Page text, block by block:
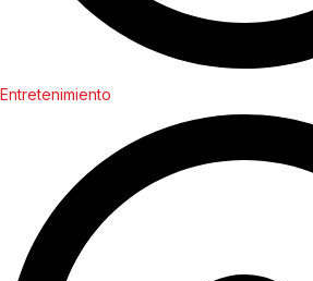
Entretenimiento